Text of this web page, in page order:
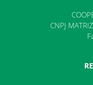
CNPJ